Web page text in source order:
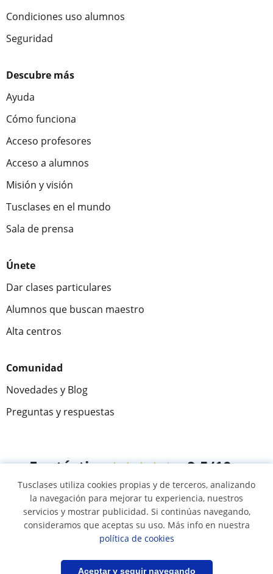
Condiciones uso alumnos
Seguridad
Descubre más
Ayuda
Cómo funciona
Acceso profesores
Acceso a alumnos
Misión y visión
Tusclases en el mundo
Sala de prensa
Únete
Dar clases particulares
Alumnos que buscan maestro
Alta centros
Comunidad
Novedades y Blog
Preguntas y respuestas
Fantástica★★★★★ 9,5/10
305826 opiniones de alumnos
© 2007 - 2026 Tusclases.mx
Mapa web:Profesores particulares
Tusclases utiliza cookies propias y de terceros, analizando
la navegación para mejorar tu experiencia, nuestros
servicios y mostrar publicidad. Si continúas navegando,
consideramos que aceptas su uso. Más info en nuestra
política de cookies
Aceptar y seguir navegando